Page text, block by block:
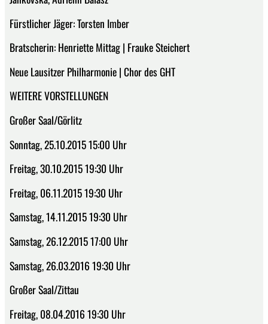
Fürstlicher Jäger: Torsten Imber
Bratscherin: Henriette Mittag | Frauke Steichert
Neue Lausitzer Philharmonie | Chor des GHT
WEITERE VORSTELLUNGEN
Großer Saal/Görlitz
Sonntag, 25.10.2015 15:00 Uhr
Freitag, 30.10.2015 19:30 Uhr
Freitag, 06.11.2015 19:30 Uhr
Samstag, 14.11.2015 19:30 Uhr
Samstag, 26.12.2015 17:00 Uhr
Samstag, 26.03.2016 19:30 Uhr
Großer Saal/Zittau
Freitag, 08.04.2016 19:30 Uhr